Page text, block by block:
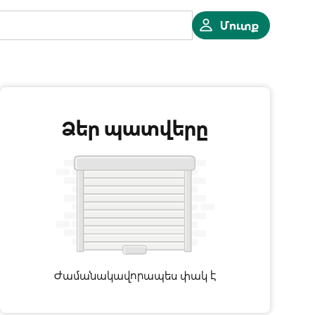
Մուտք
Ձեր պատվերը
Ժամանակավորապես փակ է